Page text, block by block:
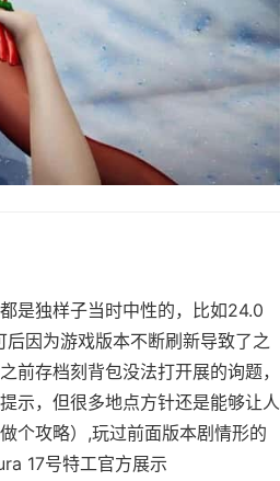
是独样子当时中性的，比如24.0
因为游戏版本不断刷新导致了之
前存档刻背包没法打开展的询题，
示，但很多地点方针还是能够让人
个攻略）,玩过前面版本剧情形的
17号特工官方展示